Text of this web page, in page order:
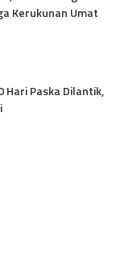
Kerukunan Umat
Hari Paska Dilantik,